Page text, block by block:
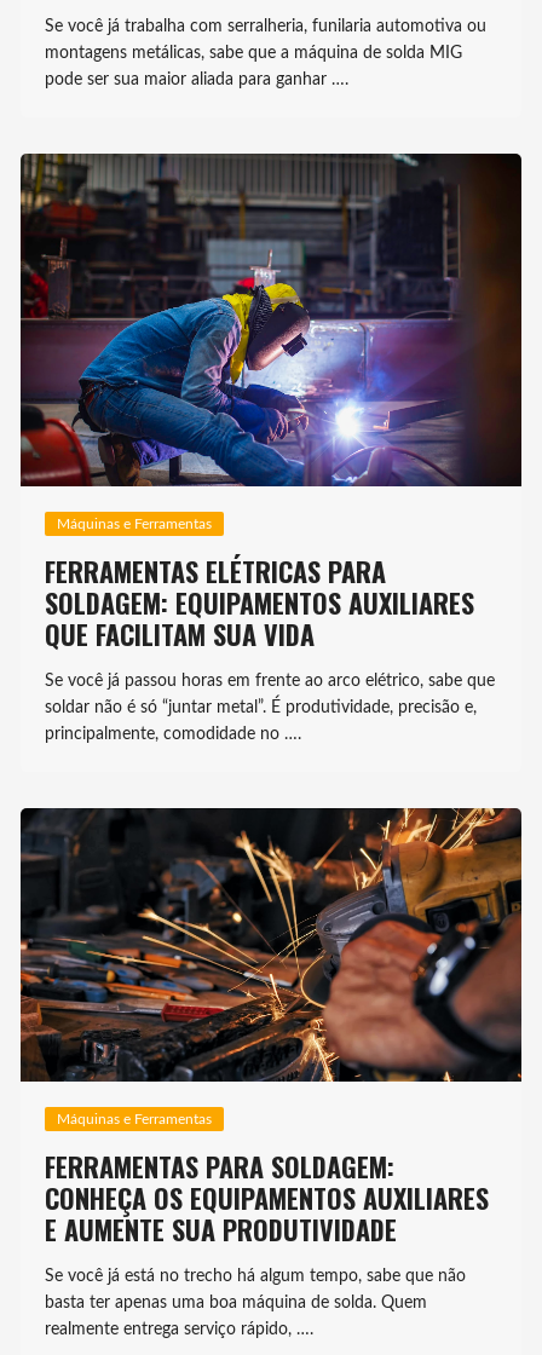
Se você já trabalha com serralheria, funilaria automotiva ou
montagens metálicas, sabe que a máquina de solda MIG
pode ser sua maior aliada para ganhar ….
Máquinas e Ferramentas
FERRAMENTAS ELÉTRICAS PARA
SOLDAGEM: EQUIPAMENTOS AUXILIARES
QUE FACILITAM SUA VIDA
Se você já passou horas em frente ao arco elétrico, sabe que
soldar não é só “juntar metal”. É produtividade, precisão e,
principalmente, comodidade no ….
Máquinas e Ferramentas
FERRAMENTAS PARA SOLDAGEM:
CONHEÇA OS EQUIPAMENTOS AUXILIARES
E AUMENTE SUA PRODUTIVIDADE
Se você já está no trecho há algum tempo, sabe que não
basta ter apenas uma boa máquina de solda. Quem
realmente entrega serviço rápido, ….